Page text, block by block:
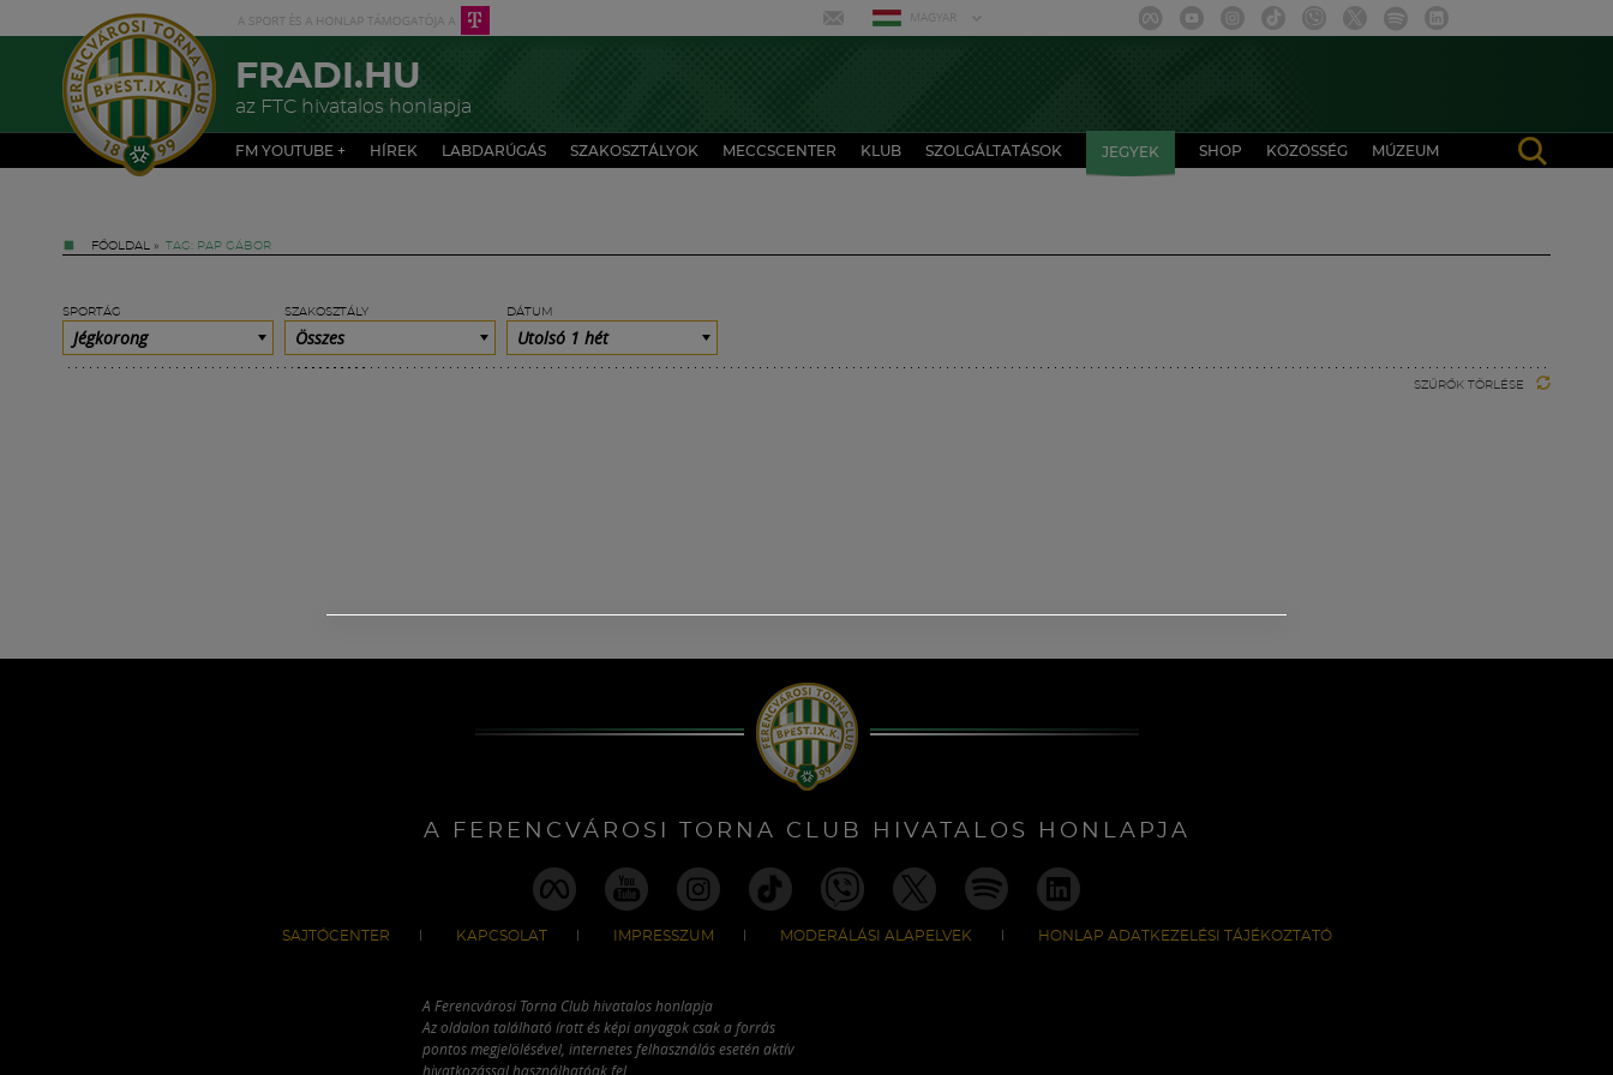
MAGYAR
FRADI.HU
az FTC hivatalos honlapja
FM YOUTUBE + HÍREK LABDARÚGÁS SZAKOSZTÁLYOK MECCSCENTER KLUB SZOLGÁLTATÁSOK JEGYEK SHOP KÖZÖSSÉG MÚZEUM
FŐOLDAL » TAG: PAP GÁBOR
SPORTÁG
Jégkorong
SZAKOSZTÁLY
Összes
DÁTUM
Utolsó 1 hét
SZŰRŐK TÖRLÉSE
A FERENCVÁROSI TORNA CLUB HIVATALOS HONLAPJA
SAJTÓCENTER KAPCSOLAT IMPRESSZUM MODERÁLÁSI ALAPELVEK HONLAP ADATKEZELÉSI TÁJÉKOZTATÓ
A Ferencvárosi Torna Club hivatalos honlapja
Az oldalon található írott és képi anyagok csak a forrás
pontos megjelölésével, internetes felhasználás esetén aktív
hivatkozással használhatóak fel.